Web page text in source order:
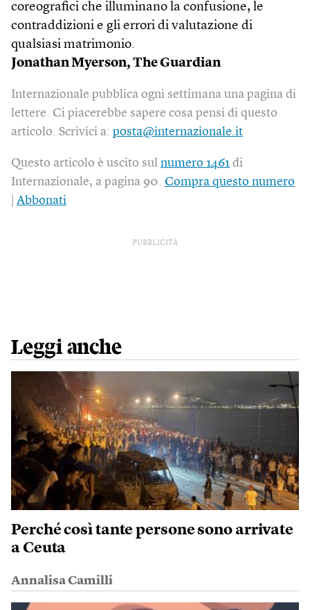
coreografici che illuminano la confusione, le
contraddizioni e gli errori di valutazione di
qualsiasi matrimonio.
Jonathan Myerson, The Guardian
Internazionale pubblica ogni settimana una pagina di
lettere. Ci piacerebbe sapere cosa pensi di questo
articolo. Scrivici a: posta@internazionale.it
Questo articolo è uscito sul numero 1461 di
Internazionale, a pagina 90. Compra questo numero
Abbonati
PUBBLICITÀ
Leggi anche
Perché così tante persone sono arrivate
a Ceuta
Annalisa Camilli